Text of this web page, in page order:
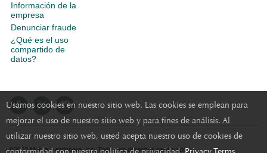
Usamos cookies en nuestro sitio web. Las cookies se emplean para
mejorar el uso de nuestro sitio web y para fines de análisis. Al
utilizar nuestro sitio web, usted acepta nuestro uso de cookies de
Información de la
empresa
Denunciar fraude
¿Qué es el uso
compartido de
datos?
©2023 Molina Healthcare, Inc. Todos los derechos reservados.